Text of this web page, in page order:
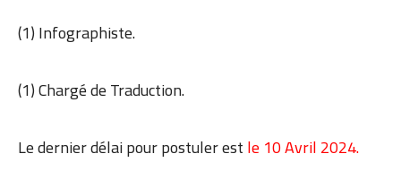
(1) Infographiste.
(1) Chargé de Traduction.
Le dernier délai pour postuler estle 10 Avril 2024.